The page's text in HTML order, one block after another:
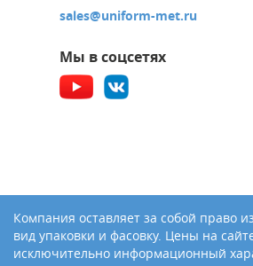
sales@uniform-met.ru
Мы в соцсетях
Компания оставляет за собой право
вид упаковки и фасовку. Цены на
исключительно информационный